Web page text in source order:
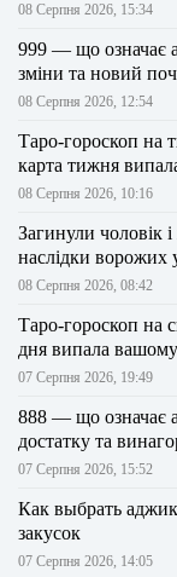
08 Серпня 2026, 15:34
999 — що означає
зміни та новий
08 Серпня 2026, 12:54
Таро-гороскоп на
карта тижня
08 Серпня 2026, 10:16
Загинули чоловік
наслідки ворожих
08 Серпня 2026, 08:42
Таро-гороскоп на
дня випала вашому
07 Серпня 2026, 19:49
888 — що означає
достатку та
07 Серпня 2026, 15:52
Как выбрать
закусок
07 Серпня 2026, 14:05